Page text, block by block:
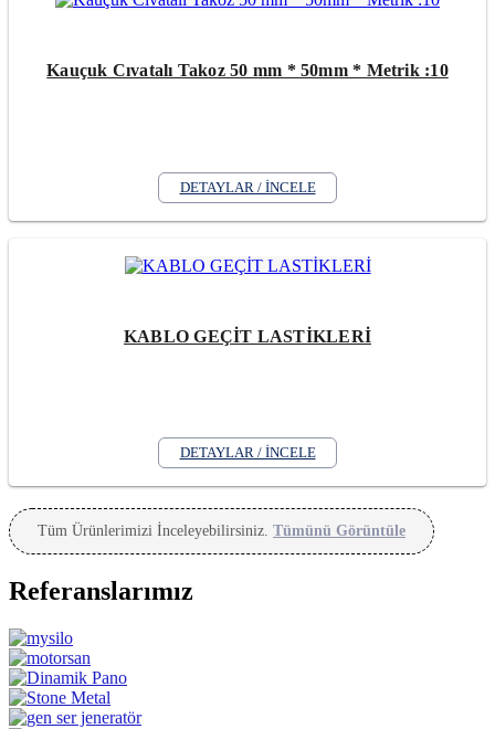
Kauçuk Cıvatalı Takoz 50 mm * 50mm * Metrik :10
DETAYLAR / İNCELE
KABLO GEÇİT LASTİKLERİ
DETAYLAR / İNCELE
Tüm Ürünlerimizi İnceleyebilirsiniz. Tümünü Görüntüle
Referanslarımız